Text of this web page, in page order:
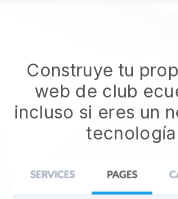
Construye tu
web de club
incluso si eres un
tecnología